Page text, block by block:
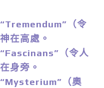
（令
在高處。
（令人
身旁。
（奧